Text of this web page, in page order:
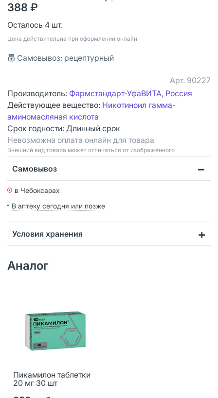
388 ₽
Осталось 4 шт.
Цена действительна при оформлении онлайн
Самовывоз: рецептурный
Арт. 90227
Производитель: Фармстандарт-УфаВИТА, Россия
Действующее вещество: Никотиноил гамма-
аминомасляная кислота
Срок годности: Длинный срок
Невозможна оплата онлайн для товара
Bнешний вид товара может отличаться от изображённого
Самовывоз
в Чебоксарах
В аптеку сегодня или позже
Условия хранения
Аналог
Пикамилон таблетки
20 мг 30 шт